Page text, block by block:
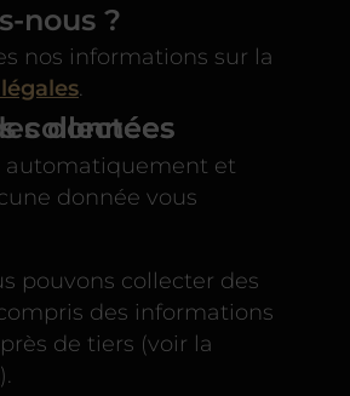
nous ?
nos informations sur la
.
collectées
automatiquement et
donnée vous
pouvons collecter des
des informations
de tiers (voir la
).